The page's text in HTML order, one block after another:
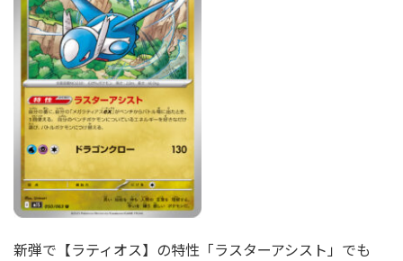
新弾で【ラティオス】の特性「ラスターアシスト」でも